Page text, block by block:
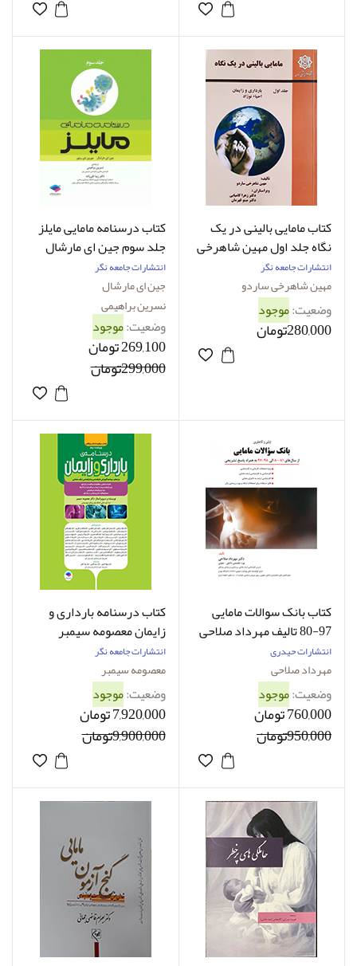
کتاب مامایی بالینی در یک
نگاه جلد اول مهین شاهرخی
ساردو
انتشارات جامعه نگر
مهین شاهرخی ساردو
وضعیت:موجود
280,000تومان
کتاب درسنامه مامایی مایلز
جلد سوم جین ای مارشال
نسرین ابراهیمی
انتشارات جامعه نگر
جین ای مارشال
نسرین براهیمی
وضعیت:موجود
269,100 تومان
299,000تومان
کتاب بانک سوالات مامایی
97-80 تالیف مهرداد صلاحی
انتشارات حیدری
مهرداد صلاحی
وضعیت:موجود
760,000 تومان
950,000تومان
کتاب درسنامه بارداری و
زایمان معصومه سیمبر
انتشارات جامعه نگر
معصومه سیمبر
وضعیت:موجود
7,920,000 تومان
9,900,000تومان